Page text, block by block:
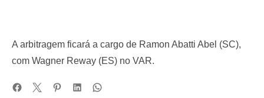
A arbitragem ficará a cargo de Ramon Abatti Abel (SC),
com Wagner Reway (ES) no VAR.